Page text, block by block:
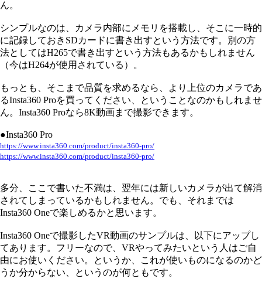
ん。
シンプルなのは、カメラ内部にメモリを搭載し、そこに一時的
に記録しておきSDカードに書き出すという方法です。別の方
法としてはH265で書き出すという方法もあるかもしれません
（今はH264が使用されている）。
もっとも、そこまで品質を求めるなら、より上位のカメラであ
るInsta360 Proを買ってください、ということなのかもしれませ
ん。Insta360 Proなら8K動画まで撮影できます。
●Insta360 Pro
https://www.insta360.com/product/insta360-pro/
https://www.insta360.com/product/insta360-pro/
多分、ここで書いた不満は、翌年には新しいカメラが出て解消
されてしまっているかもしれません。でも、それまでは
Insta360 Oneで楽しめるかと思います。
Insta360 Oneで撮影したVR動画のサンプルは、以下にアップし
てあります。フリーなので、VRやってみたいという人はご自
由にお使いください。というか、これが使いものになるのかど
うか分からない、というのが何ともです。